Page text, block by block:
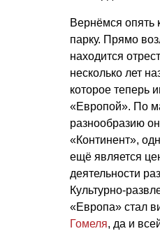
Вернёмся опять
парку. Прямо
находится
несколько лет
которое теперь
«Европой». По
разнообразию
«Континент»,
ещё является
деятельности
Культурно-
«Европа» стал
Гомеля, да и